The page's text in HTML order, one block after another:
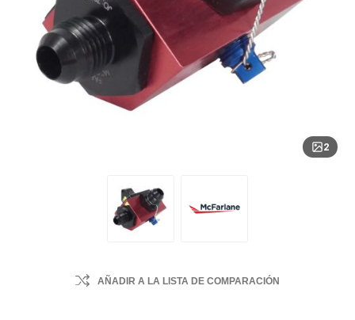
2
AÑADIR A LA LISTA DE COMPARACIÓN